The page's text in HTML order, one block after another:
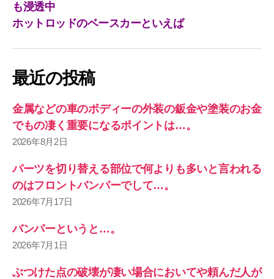
も浸透中
ホットロッドのベースカーといえば
最近の投稿
金属などの車のボディーの外装の鈑金や塗装のお金
でもの凄く重要になるポイントは…。
2026年8月2日
パーツを切り替える部位で何よりも多いと言われる
のはフロントバンパーでして…。
2026年7月17日
バンパーというと…。
2026年7月1日
ぶつけた点の破壊が凄い場合においてや頼んだ人が